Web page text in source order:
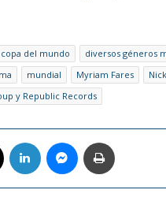
copa del mundo diversos géneros
mundial Myriam Fares
y Republic Records
LinkedIn Messenger